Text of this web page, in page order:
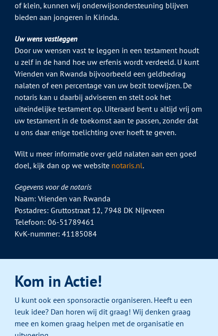
of klein, kunnen wij onderwijsondersteuning blijven
bieden aan jongeren in Kirinda.
Uw wens vastleggen
Door uw wensen vast te leggen in een testament houdt
u zelf in de hand hoe uw erfenis wordt verdeeld. U kunt
Vrienden van Rwanda bijvoorbeeld een geldbedrag
nalaten of een percentage van uw bezit toewijzen. De
notaris kan u daarbij adviseren en stelt ook het
uiteindelijke testament op. Uiteraard bent u altijd vrij om
uw testament in de toekomst aan te passen, zonder dat
u ons daar enige toelichting over hoeft te geven.
Wilt u meer informatie over geld nalaten aan een goed
doel, kijk dan op we website notaris.nl.
Gegevens voor de notaris
Naam: Vrienden van Rwanda
Postadres: Gruttostraat 12, 7948 DK Nijeveen
Telefoon: 06-51789461
KvK-nummer: 41185084
Kom in Actie!
U kunt ook een sponsoractie organiseren. Heeft u een
leuk idee? Dan horen wij dit graag! Wij denken graag
mee en komen graag helpen met de organisatie en